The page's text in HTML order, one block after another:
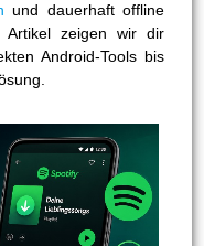
und dauerhaft offline
Artikel zeigen wir dir
Android-Tools bis